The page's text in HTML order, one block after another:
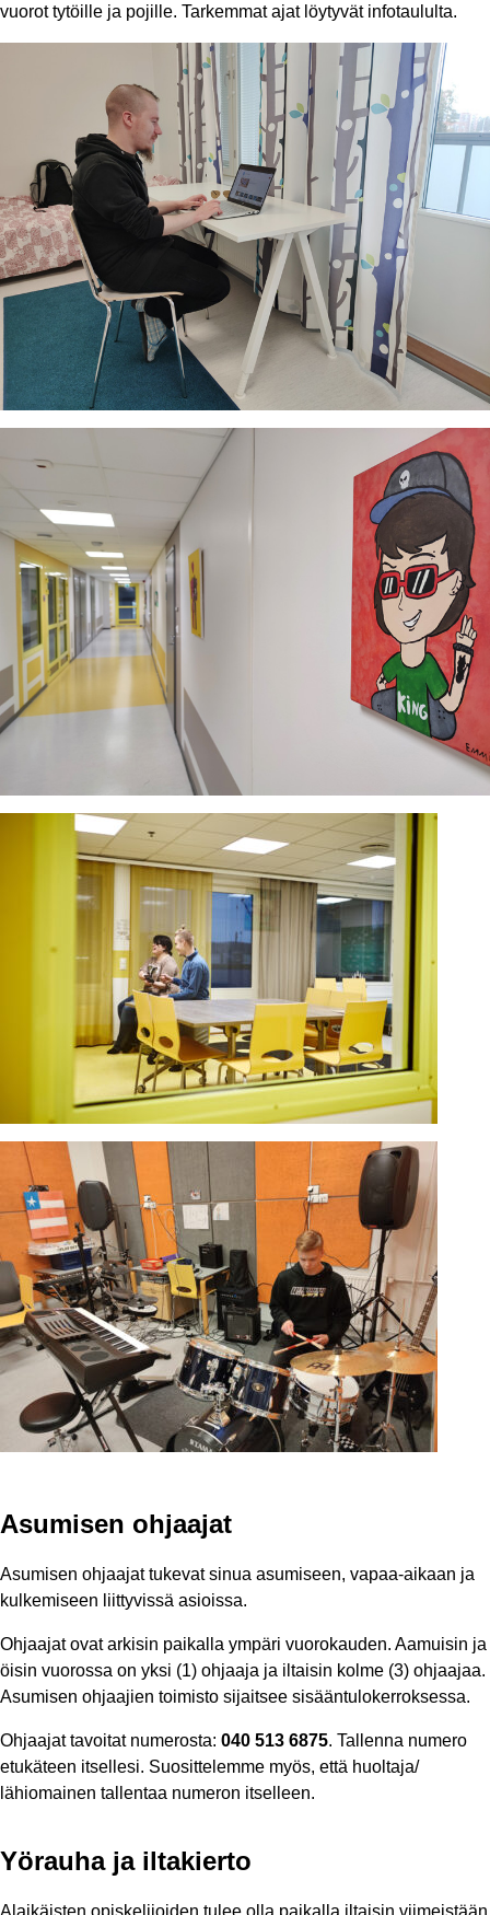
vuorot tytöille ja pojille. Tarkemmat ajat löytyvät infotaululta.
Asumisen ohjaajat
Asumisen ohjaajat tukevat sinua asumiseen, vapaa-aikaan ja
kulkemiseen liittyvissä asioissa.
Ohjaajat ovat arkisin paikalla ympäri vuorokauden. Aamuisin ja
öisin vuorossa on yksi (1) ohjaaja ja iltaisin kolme (3) ohjaajaa.
Asumisen ohjaajien toimisto sijaitsee sisääntulokerroksessa.
Ohjaajat tavoitat numerosta: 040 513 6875. Tallenna numero
etukäteen itsellesi. Suosittelemme myös, että huoltaja/
lähiomainen tallentaa numeron itselleen.
Yörauha ja iltakierto
Alaikäisten opiskelijoiden tulee olla paikalla iltaisin viimeistään